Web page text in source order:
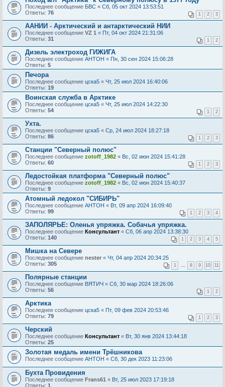
Последнее сообщение БВС « Сб, 05 окт 2024 13:53:51
Ответы: 76 1 2 3
ААНИИ - Арктический и антарктический НИИ
Последнее сообщение VZ 1 « Пт, 04 окт 2024 21:31:06
Ответы: 31 1 2
Дизель электроход ГИЖИГА
Последнее сообщение AHTOH « Пн, 30 сен 2024 15:06:28
Ответы: 5
Печора
Последнее сообщение цска5 « Чт, 25 июл 2024 16:40:06
Ответы: 19
Воинская служба в Арктике
Последнее сообщение цска5 « Чт, 25 июл 2024 14:22:30
Ответы: 54 1 2
Ухта.
Последнее сообщение цска5 « Ср, 24 июл 2024 18:27:18
Ответы: 86 1 2 3
Станции "Северный полюс"
Последнее сообщение zotoff_1982 « Вс, 02 июн 2024 15:41:28
Ответы: 60 1 2 3
Ледостойкая платформа "Северный полюс"
Последнее сообщение zotoff_1982 « Вс, 02 июн 2024 15:40:37
Ответы: 9
Атомный ледокол "СИБИРЬ"
Последнее сообщение AHTOH « Вт, 09 апр 2024 16:09:40
Ответы: 99 1 2 3 4
ЗАПОЛЯРЬЕ: Оленья упряжка. Собачья упряжка.
Последнее сообщение Консультант « Сб, 06 апр 2024 13:38:30
Ответы: 140 1 2 3 4 5
Мишка на Севере
Последнее сообщение nester « Чт, 04 апр 2024 20:34:25
Ответы: 305 1 8 9 10 11
Полярные станции
Последнее сообщение ВЯТИЧ « Сб, 30 мар 2024 18:26:06
Ответы: 56 1 2
Арктика
Последнее сообщение цска5 « Пт, 09 фев 2024 20:53:46
Ответы: 79 1 2 3
Черский
Последнее сообщение Консультант « Вт, 30 янв 2024 13:44:18
Ответы: 25
Золотая медаль имени Трёшникова
Последнее сообщение AHTOH « Сб, 30 дек 2023 11:23:06
Бухта Провидения
Последнее сообщение Frans61 « Вт, 25 июл 2023 17:19:18
Ответы: 1